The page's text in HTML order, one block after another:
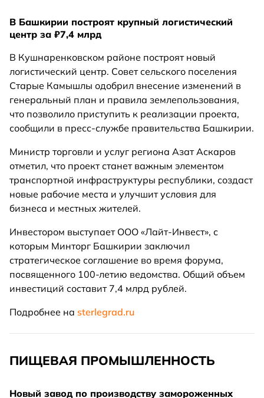
В Башкирии построят крупный логистический
центр за ₽7,4 млрд
В Кушнаренковском районе построят новый
логистический центр. Совет сельского поселения
Старые Камышлы одобрил внесение изменений в
генеральный план и правила землепользования,
что позволило приступить к реализации проекта,
сообщили в пресс-службе правительства Башкирии.
Министр торговли и услуг региона Азат Аскаров
отметил, что проект станет важным элементом
транспортной инфраструктуры республики, создаст
новые рабочие места и улучшит условия для
бизнеса и местных жителей.
Инвестором выступает ООО «Лайт-Инвест», с
которым Минторг Башкирии заключил
стратегическое соглашение во время форума,
посвященного 100-летию ведомства. Общий объем
инвестиций составит 7,4 млрд рублей.
Подробнее на sterlegrad.ru
ПИЩЕВАЯ ПРОМЫШЛЕННОСТЬ
Новый завод по производству замороженных